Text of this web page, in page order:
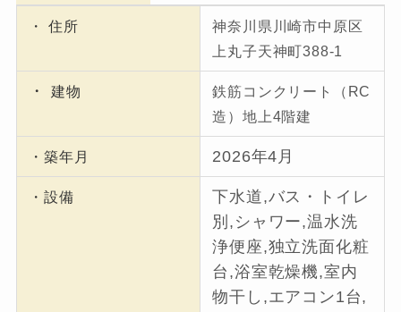
・ 住所
神奈川県川崎市中原区
上丸子天神町388-1
・ 建物
鉄筋コンクリート（RC
造）地上4階建
・築年月 2026年4月
・設備
下水道,バス・トイレ
別,シャワー,温水洗
浄便座,独立洗面化粧
台,浴室乾燥機,室内
物干し,エアコン1台,